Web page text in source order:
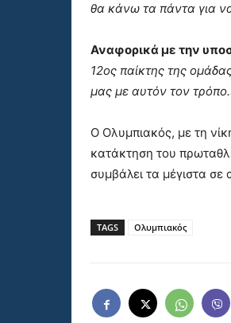
θα κάνω τα πάντα για
Αναφορικά με την
12ος παίκτης της
μας με αυτόν τον
Ο Ολυμπιακός, με τη
κατάκτηση του
συμβάλει τα μέγιστα σε
TAGS Ολυμπιακός